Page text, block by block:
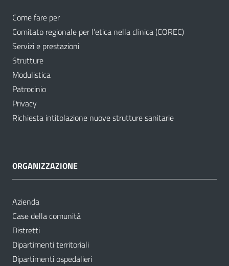
Come fare per
Comitato regionale per l’etica nella clinica (COREC)
Servizi e prestazioni
Strutture
Modulistica
Patrocinio
Privacy
Richiesta intitolazione nuove strutture sanitarie
ORGANIZZAZIONE
Azienda
Case della comunità
Distretti
Dipartimenti territoriali
Dipartimenti ospedalieri